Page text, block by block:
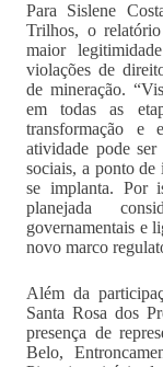
Para Sislene
Trilhos, o
maior
violações de
de mineração.
em todas as
transformação e
atividade pode
sociais, a ponto
se implanta. Por
planejada
governamentais e
novo marco
Além da
Santa Rosa dos
presença de
Belo,